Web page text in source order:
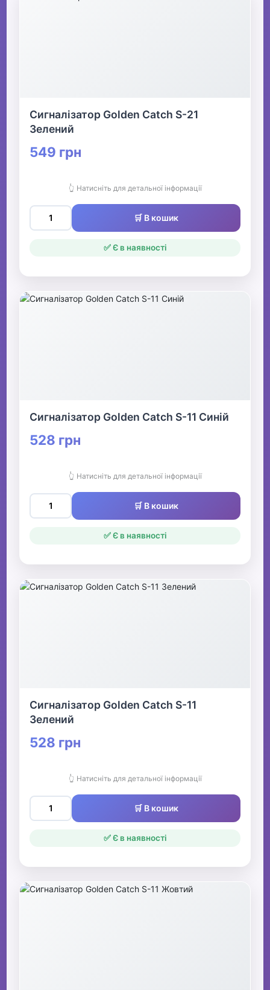
Сигналізатор Golden Catch S-21
Зелений
549 грн
👆 Натисніть для детальної інформації
🛒 В кошик
✅ Є в наявності
Сигналізатор Golden Catch S-11 Синій
528 грн
👆 Натисніть для детальної інформації
🛒 В кошик
✅ Є в наявності
Сигналізатор Golden Catch S-11
Зелений
528 грн
👆 Натисніть для детальної інформації
🛒 В кошик
✅ Є в наявності